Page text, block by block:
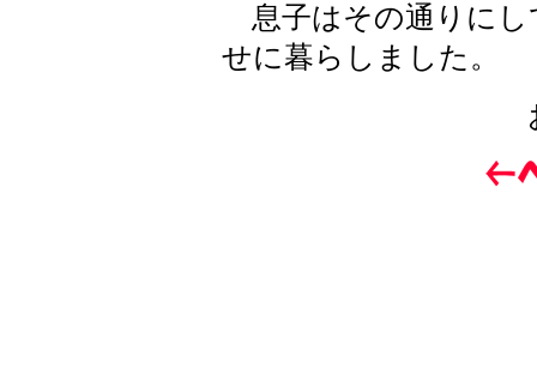
息子はその通りにし
せに暮らしました。